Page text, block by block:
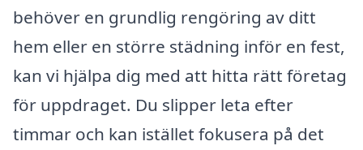
behöver en grundlig rengöring av ditt
hem eller en större städning inför en fest,
kan vi hjälpa dig med att hitta rätt företag
för uppdraget. Du slipper leta efter
timmar och kan istället fokusera på det